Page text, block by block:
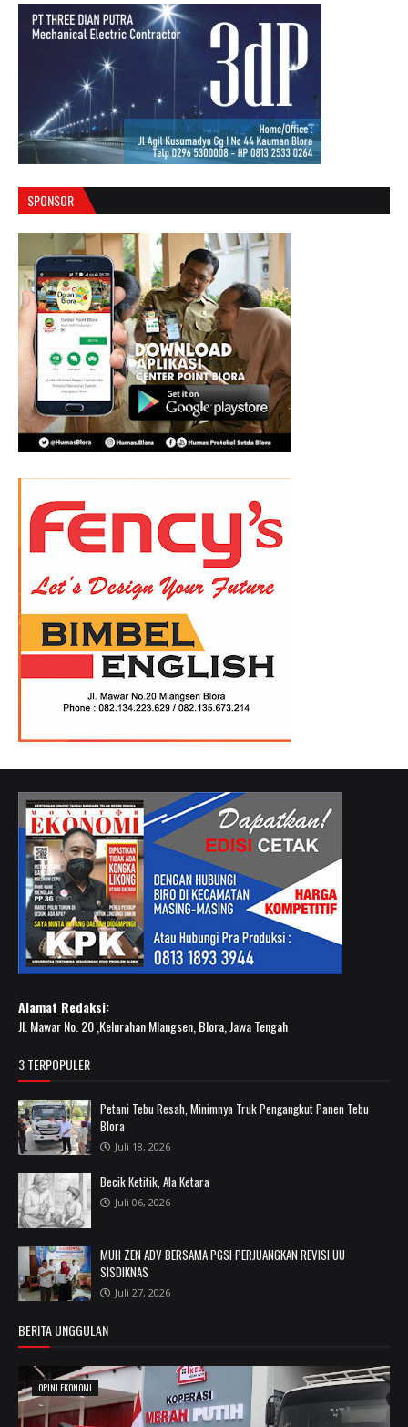
SPONSOR
Alamat Redaksi:
Jl. Mawar No. 20 ,Kelurahan Mlangsen, Blora, Jawa Tengah
3 TERPOPULER
Petani Tebu Resah, Minimnya Truk Pengangkut Panen Tebu
Blora
Juli 18, 2026
Becik Ketitik, Ala Ketara
Juli 06, 2026
MUH ZEN ADV BERSAMA PGSI PERJUANGKAN REVISI UU
SISDIKNAS
Juli 27, 2026
BERITA UNGGULAN
OPINI EKONOMI